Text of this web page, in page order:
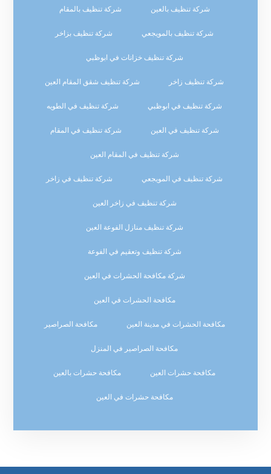
شركة تنظيف بالعين شركة تنظيف بالمقام
شركة تنظيف بالمويجعي شركة تنظيف بزاخر
شركة تنظيف خزانات في ابوظبي
شركة تنظيف زاخر شركة تنظيف شقق المقام العين
شركة تنظيف في ابوظبي شركة تنظيف في الطويه
شركة تنظيف في العين شركة تنظيف في المقام
شركة تنظيف في المقام العين
شركة تنظيف في المويجعي شركة تنظيف في زاخر
شركة تنظيف في زاخر العين
شركة تنظيف منازل الفوعة العين
شركة تنظيف وتعقيم في الفوعة
شركة مكافحة الحشرات في العين
مكافحة الحشرات في العين
مكافحة الحشرات في مدينة العين مكافحة الصراصير
مكافحة الصراصير في المنزل
مكافحة حشرات العين مكافحة حشرات بالعين
مكافحة حشرات في العين